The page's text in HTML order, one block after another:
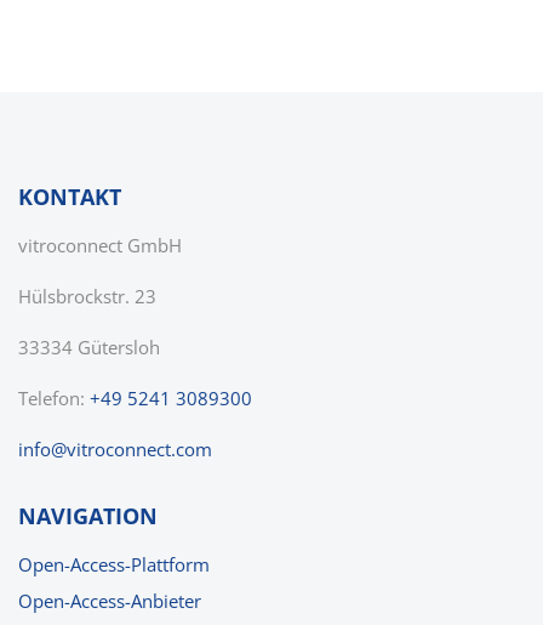
KONTAKT
vitroconnect GmbH
Hülsbrockstr. 23
33334 Gütersloh
Telefon: +49 5241 3089300
nf v tr c nn ct c m
NAVIGATION
Open-Access-Plattform
Open-Access-Anbieter